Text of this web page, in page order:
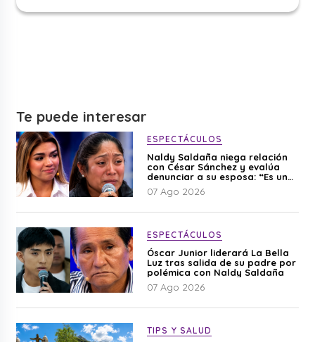
Te puede interesar
ESPECTÁCULOS
Naldy Saldaña niega relación
con César Sánchez y evalúa
denunciar a su esposa: “Es una
difamación”
07 Ago 2026
ESPECTÁCULOS
Óscar Junior liderará La Bella
Luz tras salida de su padre por
polémica con Naldy Saldaña
07 Ago 2026
TIPS Y SALUD